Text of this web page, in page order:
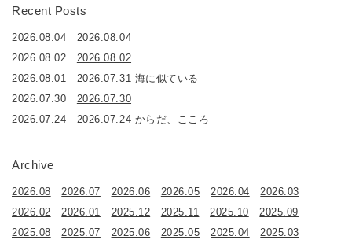
Recent Posts
2026.08.04
2026.08.04
2026.08.02
2026.08.02
2026.08.01
2026.07.31 海に似ている
2026.07.30
2026.07.30
2026.07.24
2026.07.24 からだ、こころ
Archive
2026.08 2026.07 2026.06 2026.05 2026.04
2026.03
2026.02
2026.01 2025.12 2025.11 2025.10
2025.09
2025.08
2025.07 2025.06 2025.05 2025.04
2025.03